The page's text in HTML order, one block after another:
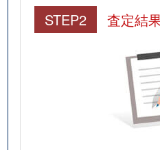
STEP2 査定結